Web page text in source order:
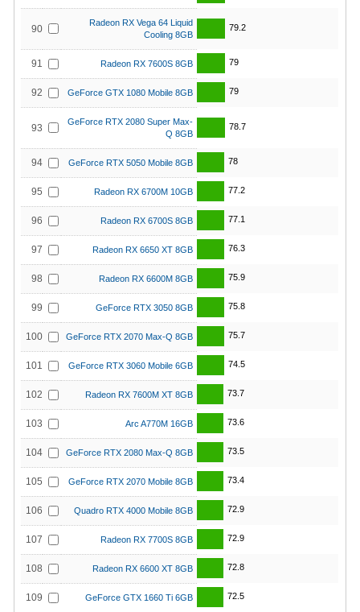
90
Radeon RX Vega 64 Liquid
Cooling 8GB
79.2
91 Radeon RX 7600S 8GB 79
92 GeForce GTX 1080 Mobile 8GB 79
93
GeForce RTX 2080 Super Max-
Q 8GB
78.7
94 GeForce RTX 5050 Mobile 8GB 78
95 Radeon RX 6700M 10GB 77.2
96 Radeon RX 6700S 8GB 77.1
97 Radeon RX 6650 XT 8GB 76.3
98 Radeon RX 6600M 8GB 75.9
99 GeForce RTX 3050 8GB 75.8
100 GeForce RTX 2070 Max-Q 8GB 75.7
101 GeForce RTX 3060 Mobile 6GB 74.5
102 Radeon RX 7600M XT 8GB 73.7
103 Arc A770M 16GB 73.6
104 GeForce RTX 2080 Max-Q 8GB 73.5
105 GeForce RTX 2070 Mobile 8GB 73.4
106 Quadro RTX 4000 Mobile 8GB 72.9
107 Radeon RX 7700S 8GB 72.9
108 Radeon RX 6600 XT 8GB 72.8
109 GeForce GTX 1660 Ti 6GB 72.5